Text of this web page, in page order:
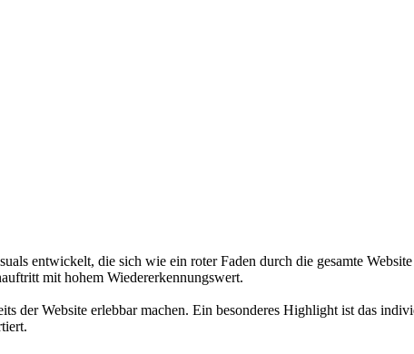
entwickelt, die sich wie ein roter Faden durch die gesamte
mit hohem Wiedererkennungswert.
der Website erlebbar machen. Ein besonderes Highlight ist das